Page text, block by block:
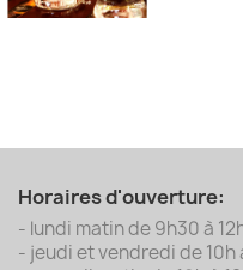
Horaires d'ouverture:
- lundi matin de 9h30 à
- jeudi et vendredi de 10h